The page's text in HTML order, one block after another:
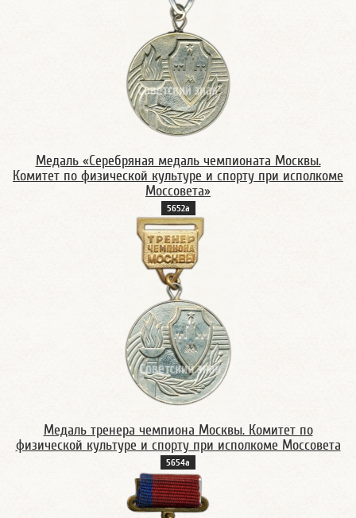
Медаль «Серебряная медаль чемпионата Москвы.
Комитет по физической культуре и спорту при исполкоме
Моссовета»
5652а
Медаль тренера чемпиона Москвы. Комитет по
физической культуре и спорту при исполкоме Моссовета
5654а